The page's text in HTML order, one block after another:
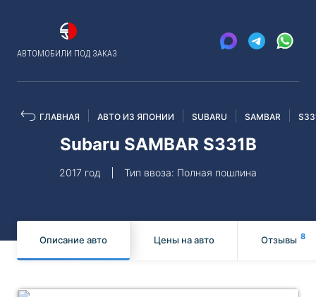
АВТОМОБИЛИ ПОД ЗАКАЗ
ГЛАВНАЯ АВТО ИЗ ЯПОНИИ SUBARU SAMBAR
Subaru SAMBAR S331B
2017 год Тип ввоза: Полная пошлина
Описание авто Цены на авто Отзывы 8